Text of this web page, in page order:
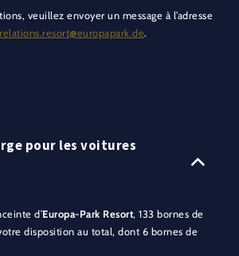
veuillez envoyer un message à l’adresse
.
pour les voitures
d’Europa-Park Resort, 133 bornes de
disposition au total, dont 6 bornes de